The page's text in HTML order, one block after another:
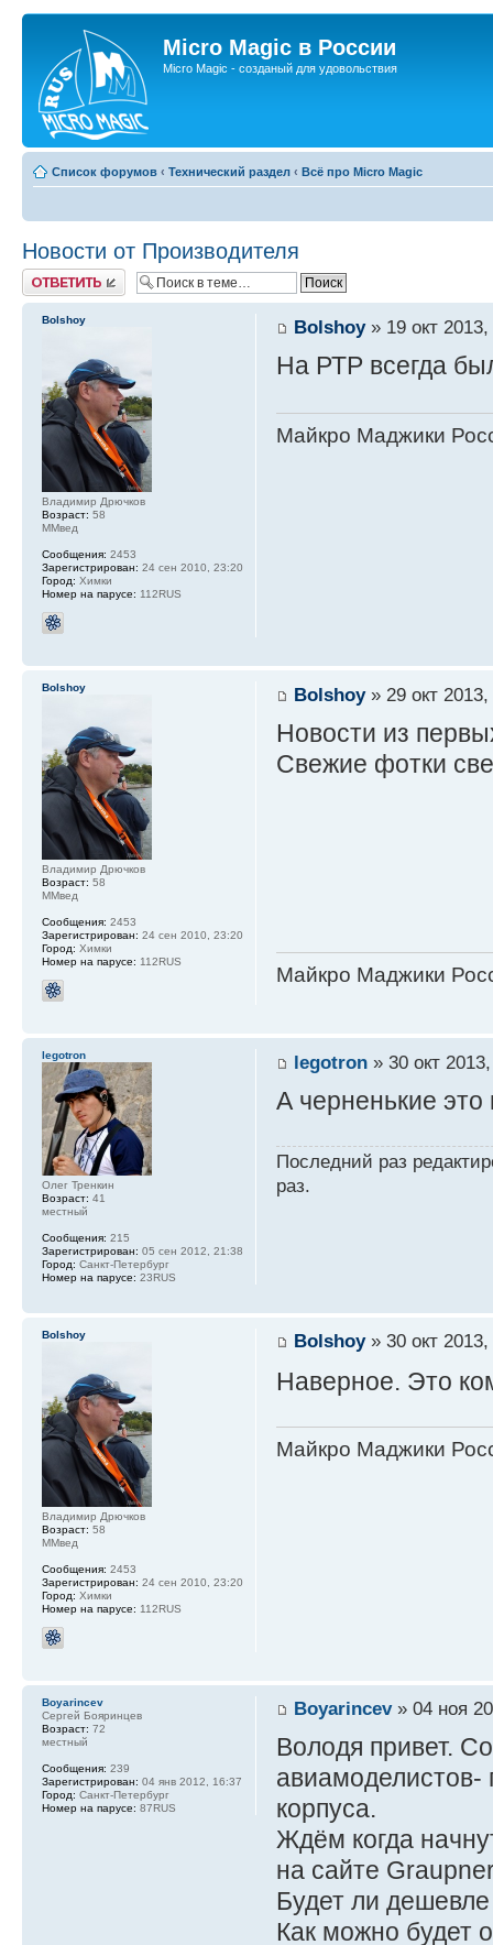
Micro Magic в России
Micro Magic - созданый для удовольствия
Список форумов ‹ Технический раздел ‹ Всё про Micro Magic
Новости от Производителя
Ответить
Bolshoy» 19 окт 2013,
На РТР всегда
Майкро Маджики
Bolshoy
Владимир Дрючков
Возраст: 58
ММвед
Сообщения: 2453
Зарегистрирован: 24 сен 2010, 23:20
Город: Химки
Номер на парусе: 112RUS
Bolshoy» 29 окт 2013,
Новости из
Свежие фотки
Майкро Маджики
Bolshoy
Владимир Дрючков
Возраст: 58
ММвед
Сообщения: 2453
Зарегистрирован: 24 сен 2010, 23:20
Город: Химки
Номер на парусе: 112RUS
legotron» 30 окт
А черненькие
Последний раз
раз.
legotron
Олег Тренкин
Возраст: 41
местный
Сообщения: 215
Зарегистрирован: 05 сен 2012, 21:38
Город: Санкт-Петербург
Номер на парусе: 23RUS
Bolshoy» 30 окт 2013,
Наверное. Это
Майкро Маджики
Bolshoy
Владимир Дрючков
Возраст: 58
ММвед
Сообщения: 2453
Зарегистрирован: 24 сен 2010, 23:20
Город: Химки
Номер на парусе: 112RUS
Boyarincev» 04 ноя
Володя привет.
авиамоделистов-
корпуса.
Ждём когда
на сайте
Будет ли
Как можно будет
Boyarincev
Сергей Бояринцев
Возраст: 72
местный
Сообщения: 239
Зарегистрирован: 04 янв 2012, 16:37
Город: Санкт-Петербург
Номер на парусе: 87RUS